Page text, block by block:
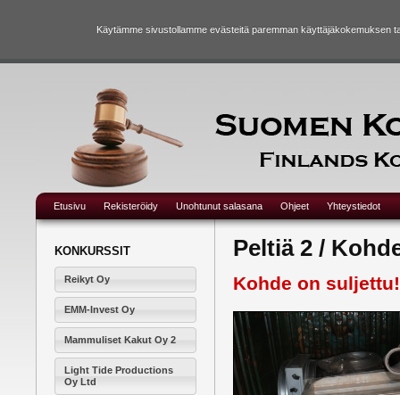
Käytämme sivustollamme evästeitä paremman
Etusivu Rekisteröidy Unohtunut salasana Ohjeet Yhteystiedot
KONKURSSIT
Reikyt Oy
EMM-Invest Oy
Mammuliset Kakut Oy 2
Light Tide Productions
Oy Ltd
Peltiä 2 /
Kohde on suljettu!